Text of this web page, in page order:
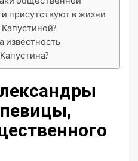
присутствуют в жизни
известность